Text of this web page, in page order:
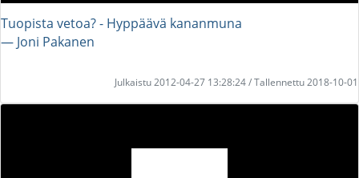
Tuopista vetoa? - Hyppäävä kananmuna
― Joni Pakanen
Julkaistu 2012-04-27 13:28:24 / Tallennettu 2018-10-01